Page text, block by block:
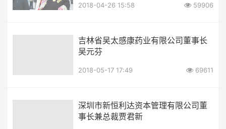
2018-04-26 15:58 59906
吉林省吴太感康药业有限公司董事长
吴元芬
2018-05-17 17:49 69611
深圳市新恒利达资本管理有限公司董
事长兼总裁贾君新